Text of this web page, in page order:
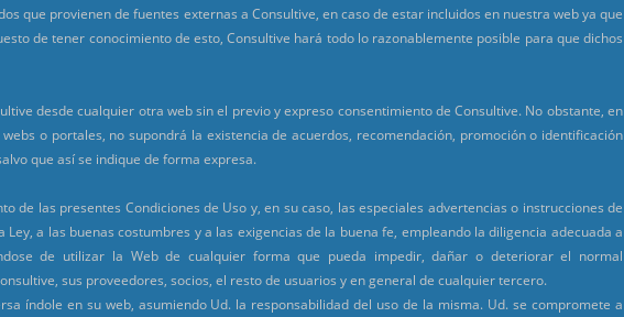
que provienen de fuentes externas a Consultive, en caso de estar incluidos en nuestra web ya que
de tener conocimiento de esto, Consultive hará todo lo razonablemente posible para que dichos
desde cualquier otra web sin el previo y expreso consentimiento de Consultive. No obstante, en
o portales, no supondrá la existencia de acuerdos, recomendación, promoción o identificación
que así se indique de forma expresa.
de las presentes Condiciones de Uso y, en su caso, las especiales advertencias o instrucciones de
a las buenas costumbres y a las exigencias de la buena fe, empleando la diligencia adecuada a
de utilizar la Web de cualquier forma que pueda impedir, dañar o deteriorar el normal
sus proveedores, socios, el resto de usuarios y en general de cualquier tercero.
índole en su web, asumiendo Ud. la responsabilidad del uso de la misma. Ud. se compromete a